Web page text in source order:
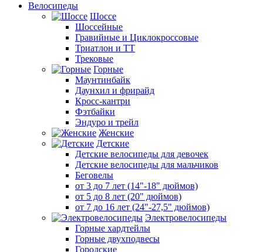
Велосипеды
Шоссе
Шоссейные
Гравийные и Циклокроссовые
Триатлон и ТТ
Трековые
Горные
Маунтинбайк
Даунхил и фрирайд
Кросс-кантри
Фэтбайки
Эндуро и трейл
Женские
Детские
Детские велосипеды для девочек
Детские велосипеды для мальчиков
Беговелы
от 3 до 7 лет (14"-18" дюймов)
от 5 до 8 лет (20" дюймов)
от 7 до 16 лет (24"-27,5" дюймов)
Электровелосипеды
Горные хардтейлы
Горные двухподвесы
Городские